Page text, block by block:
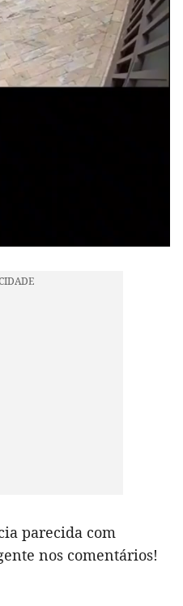
parecida com
nos comentários!